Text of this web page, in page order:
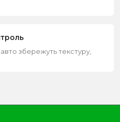
збережуть текстуру,